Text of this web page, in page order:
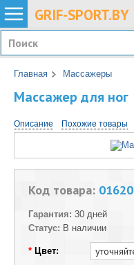
GRIF-SPORT.BY
Главная Массажеры
Массажер для ног
Описание Похожие товары
Код товара: 01620
* Цвет:
Гарантия: 30 дней
Статус: В наличии